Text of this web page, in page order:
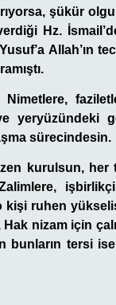
şükür
Hz.
Allah’ın
Nimetlere,
yeryüzündeki
sürecindesin.
kurulsun, her
kişi ruhen
nizam için
tersi